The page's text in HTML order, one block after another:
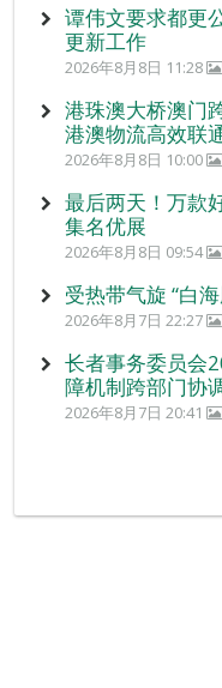
谭伟文要求都更
更新工作
2026年8月8日 11:28
港珠澳大桥澳门
港澳物流高效联
2026年8月8日 10:00
最后两天！万款
集名优展
2026年8月8日 09:54
受热带气旋 “白
2026年8月7日 22:27
长者事务委员会
障机制跨部门协
2026年8月7日 20:41